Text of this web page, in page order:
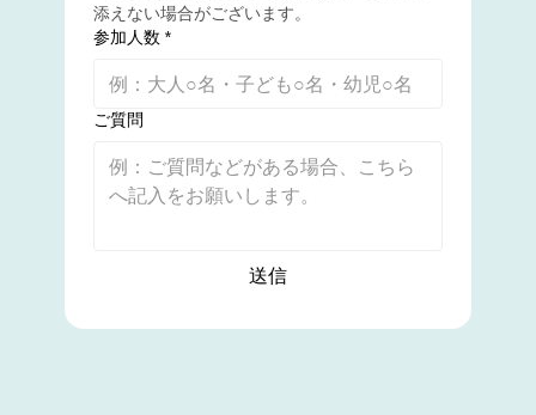
添えない場合がございます。
参加人数 *
ご質問
送信